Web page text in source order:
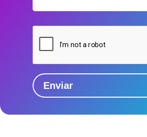
Enviar